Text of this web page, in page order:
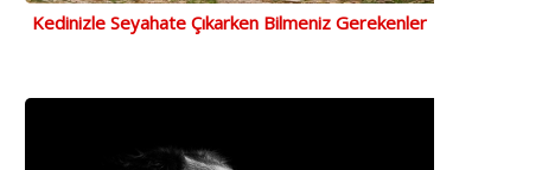
Kedinizle Seyahate Çıkarken Bilmeniz Gerekenler